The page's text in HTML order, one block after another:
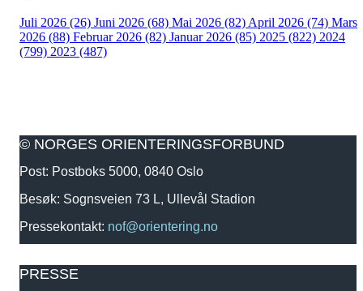
Juli 2026 (26) Juni 2026 (68) Mai 2026 (82)April 2026 (74) Mars
2026 (88) Februar 2026 (82) Januar 2026 (85) 2025 (822) 2024
(799) 2023 (487)
© NORGES ORIENTERINGSFORBUND
Post: Postboks 5000, 0840 Oslo
Besøk: Sognsveien 73 L, Ullevål Stadion
Pressekontakt: nof@orientering.no
PRESSE